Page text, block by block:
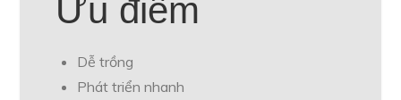
Ưu điểm
Dễ trồng
Phát triển nhanh